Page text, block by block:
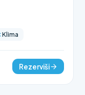
Klima
Rezerviši